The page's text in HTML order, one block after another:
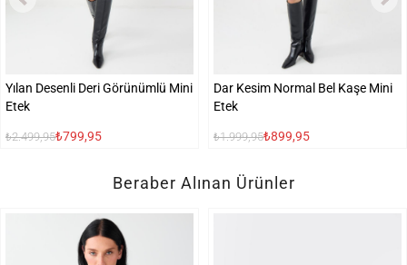
Yılan Desenli Deri Görünümlü Mini
Etek
₺2.499,95₺799,95
Dar Kesim Normal Bel Kaşe Mini
Etek
₺1.999,95₺899,95
Beraber Alınan Ürünler